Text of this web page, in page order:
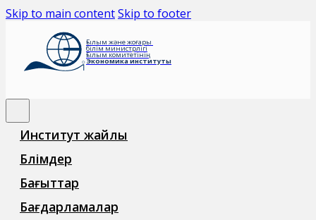
Skip to main contentSkip to footer
Ғылым және жоғары
білім министрлігі
Ғылым комитетінің
Экономика институты
Институт жайлы
Бөлімдер
Бағыттар
Бағдарламалар